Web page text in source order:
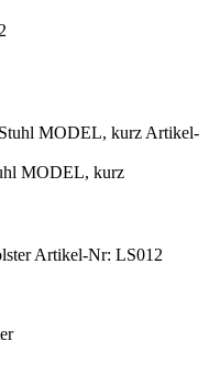
Artikel-
MODEL, kurz
Artikel-Nr: LS012